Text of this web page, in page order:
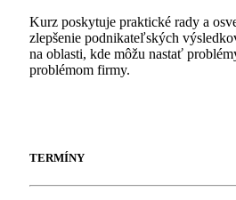
Kurz poskytuje praktické rady a
zlepšenie podnikateľských
na oblasti, kde môžu nastať
problémom firmy.
TERMÍNY